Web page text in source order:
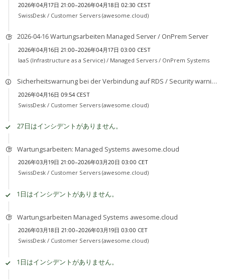
2026年04月17日 21:00–2026年04月18日 02:30 CEST
SwissDesk / Customer Servers (awesome.cloud)
2026-04-16 Wartungsarbeiten Managed Server / OnPrem Server
2026年04月16日 21:00–2026年04月17日 03:00 CEST
IaaS (Infrastructure as a Service) / Managed Servers / OnPrem Systems
Sicherheitswarnung bei der Verbindung auf RDS / Security warning when connecting to RDS
2026年04月16日 09:54 CEST
SwissDesk / Customer Servers (awesome.cloud)
27日はインシデントがありません。
Wartungsarbeiten: Managed Systems awesome.cloud
2026年03月19日 21:00–2026年03月20日 03:00 CET
SwissDesk / Customer Servers (awesome.cloud)
1日はインシデントがありません。
Wartungsarbeiten Managed Systems awesome.cloud
2026年03月18日 21:00–2026年03月19日 03:00 CET
SwissDesk / Customer Servers (awesome.cloud)
1日はインシデントがありません。